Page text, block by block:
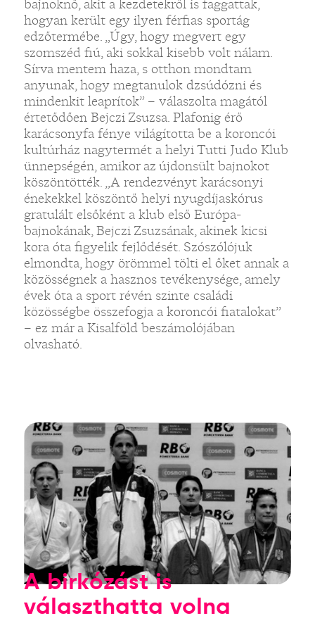
bajnoknő, akit a kezdetekről is faggattak,
hogyan került egy ilyen férfias sportág
edzőtermébe. „Úgy, hogy megvert egy
szomszéd fiú, aki sokkal kisebb volt nálam.
Sírva mentem haza, s otthon mondtam
anyunak, hogy megtanulok dzsúdózni és
mindenkit leaprítok” – válaszolta magától
értetődően Bejczi Zsuzsa. Plafonig érő
karácsonyfa fénye világította be a koroncói
kultúrház nagytermét a helyi Tutti Judo Klub
ünnepségén, amikor az újdonsült bajnokot
köszöntötték. „A rendezvényt karácsonyi
énekekkel köszöntő helyi nyugdíjaskórus
gratulált elsőként a klub első Európa-
bajnokának, Bejczi Zsuzsának, akinek kicsi
kora óta figyelik fejlődését. Szószólójuk
elmondta, hogy örömmel tölti el őket annak a
közösségnek a hasznos tevékenysége, amely
évek óta a sport révén szinte családi
közösségbe összefogja a koroncói fiatalokat”
– ez már a Kisalföld beszámolójában
olvasható.
A birkózást is
választhatta volna